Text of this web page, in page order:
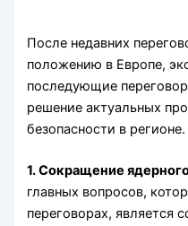
После недавних
положению в Европе,
последующие
решение актуальных
безопасности в регионе.
1. Сокращение
главных вопросов,
переговорах, является